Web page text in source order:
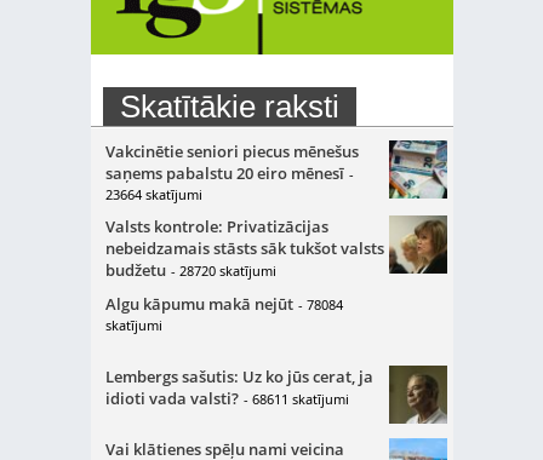
Skatītākie raksti
Vakcinētie seniori piecus mēnešus
saņems pabalstu 20 eiro mēnesī -
23664 skatījumi
Valsts kontrole: Privatizācijas
nebeidzamais stāsts sāk tukšot valsts
budžetu - 28720 skatījumi
Algu kāpumu makā nejūt - 78084
skatījumi
Lembergs sašutis: Uz ko jūs cerat, ja
idioti vada valsti? - 68611 skatījumi
Vai klātienes spēļu nami veicina